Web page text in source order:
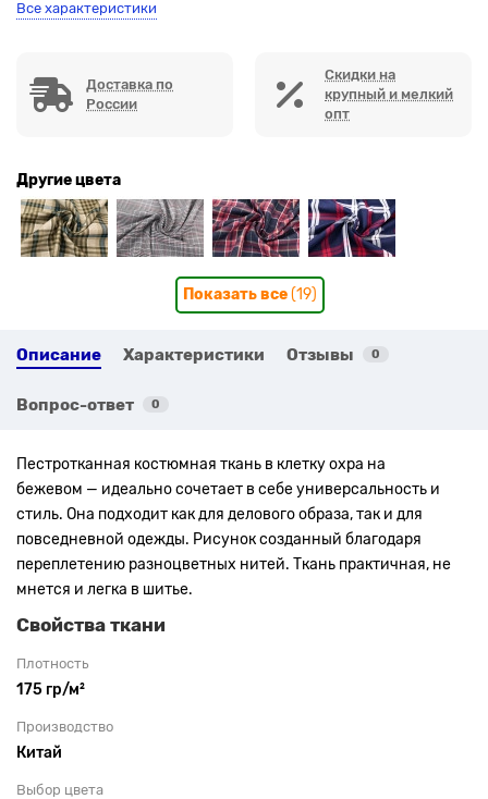
Все характеристики
Доставка по
России
Скидки на
крупный и мелкий
опт
Другие цвета
Показать все(19)
Описание Характеристики Отзывы 0
Вопрос-ответ 0
Пестротканная костюмная ткань в клеткуохра на
бежевом — идеально сочетает в себе универсальность и
стиль. Она подходит как для делового образа, так и для
повседневной одежды. Рисунок созданный благодаря
переплетению разноцветных нитей. Ткань практичная, не
мнется и легка в шитье.
Свойства ткани
Плотность
175 гр/м²
Производство
Китай
Выбор цвета